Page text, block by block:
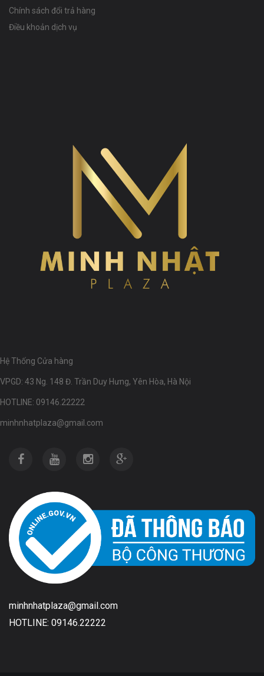
Chính sách đổi trả hàng
Điều khoản dịch vụ
Hệ Thống Cửa hàng
VPGD: 43 Ng. 148 Đ. Trần Duy Hưng, Yên Hòa, Hà Nội
HOTLINE: 09146.22222
minhnhatplaza@gmail.com
minhnhatplaza@gmail.com
HOTLINE: 09146.22222